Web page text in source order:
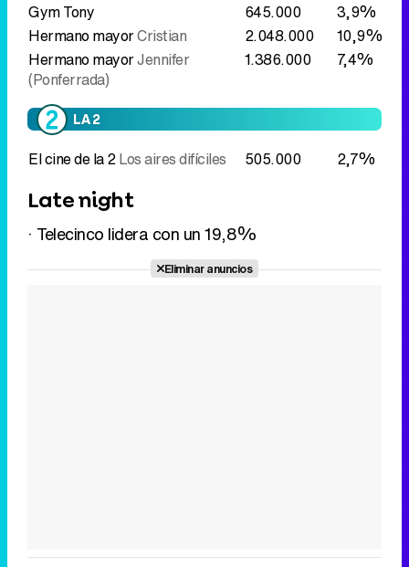
Gym Tony 645.000
3,9%
Hermano mayorCristian 2.048.000
10,9%
Hermano mayorJennifer
(Ponferrada)
1.386.000 7,4%
LA 2
El cine de la 2Los aires difíciles 505.000 2,7%
Late night
· Telecinco lidera con un 19,8%
Eliminar anuncios